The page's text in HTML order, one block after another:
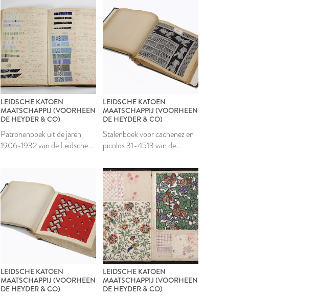
LEIDSCHE KATOEN
MAATSCHAPPIJ (VOORHEEN
DE HEYDER & CO)
Patronenboek uit de jaren
1906-1932 van de Leidsche
LEIDSCHE KATOEN
MAATSCHAPPIJ (VOORHEEN
DE HEYDER & CO)
Stalenboek voor cachenez en
picolos 31-4513 van de
Maatschappij
LEIDSCHE KATOEN
MAATSCHAPPIJ (VOORHEEN
DE HEYDER & CO)
LEIDSCHE KATOEN
MAATSCHAPPIJ (VOORHEEN
DE HEYDER & CO)